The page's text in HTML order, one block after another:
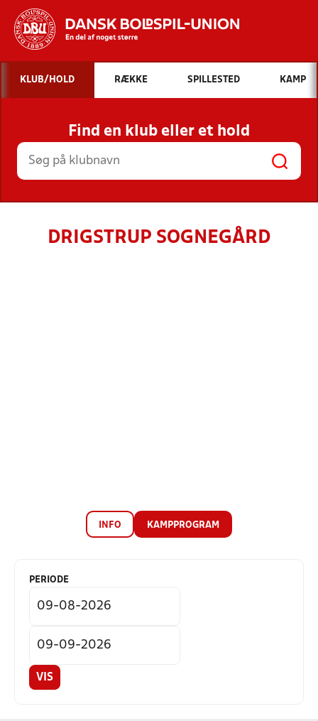
Hvad vil du søge efter?
INDHOLD OG NYHEDER
STILLINGER, RESULTATER, KLUBBER OG
HOLD
KLUB/HOLD RÆKKE SPILLESTED KAMP
Find en klub eller et hold
DRIGSTRUP SOGNEGÅRD
INFO KAMPPROGRAM
PERIODE
VIS